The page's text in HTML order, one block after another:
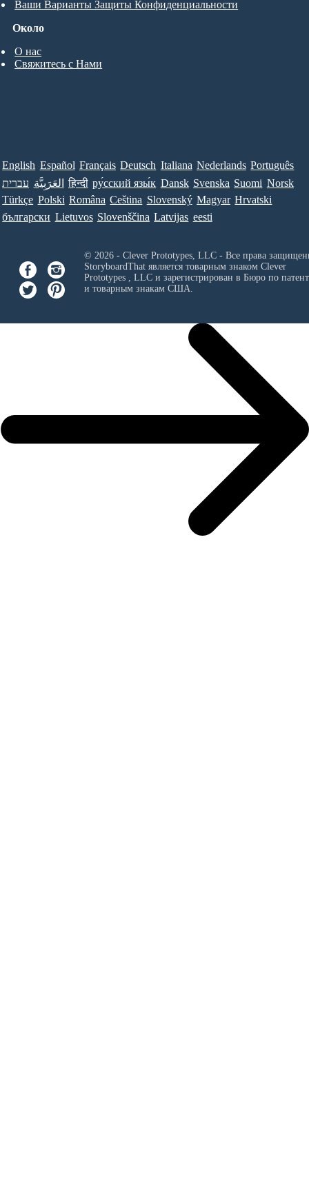
Около
О нас
Свяжитесь с Нами
Ваши Варианты Защиты Конфиденциальности
English Español Français Deutsch Italiana Nederlands Português
עברית العَرَبِيَّة हिन्दी ру́сский язы́к Dansk Svenska Suomi Norsk
Türkçe Polski Româna Ceština Slovenský Magyar Hrvatski
български Lietuvos Slovenščina Latvijas eesti
© 2026 - Clever Prototypes, LLC - Все права
StoryboardThat является товарным знаком Clever
Prototypes , LLCи зарегистрирован в Бюро по
и товарным знакам США.